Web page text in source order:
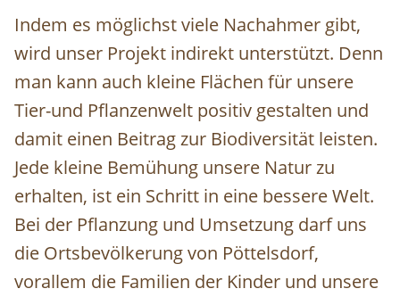
Indem es möglichst viele Nachahmer gibt,
wird unser Projekt indirekt unterstützt. Denn
man kann auch kleine Flächen für unsere
Tier-und Pflanzenwelt positiv gestalten und
damit einen Beitrag zur Biodiversität leisten.
Jede kleine Bemühung unsere Natur zu
erhalten, ist ein Schritt in eine bessere Welt.
Bei der Pflanzung und Umsetzung darf uns
die Ortsbevölkerung von Pöttelsdorf,
vorallem die Familien der Kinder und unsere